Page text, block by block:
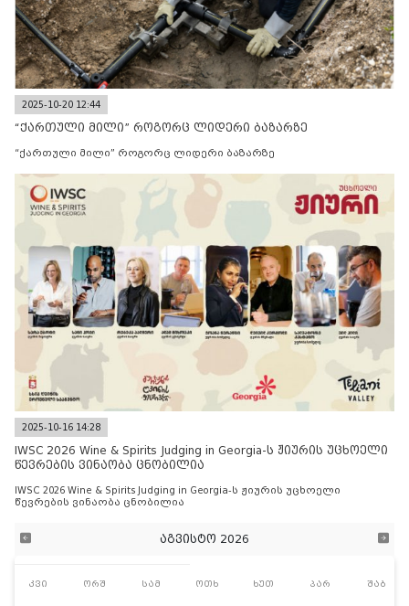
2025-10-20 12:44
“ქართული მილი” როგორც ლიდერი ბაზარზე
“ქართული მილი” როგორც ლიდერი ბაზარზე
2025-10-16 14:28
IWSC 2026 Wine & Spirits Judging in Georgia-ს ჟიურის უცხოელი
წევრების ვინაობა ცნობილია
IWSC 2026 Wine & Spirits Judging in Georgia-ს ჟიურის უცხოელი
წევრების ვინაობა ცნობილია
აგვისტო 2026
კვი ორშ სამ ოთხ ხუთ პარ შაბ